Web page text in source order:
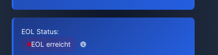
EOL Status:
EOL erreicht